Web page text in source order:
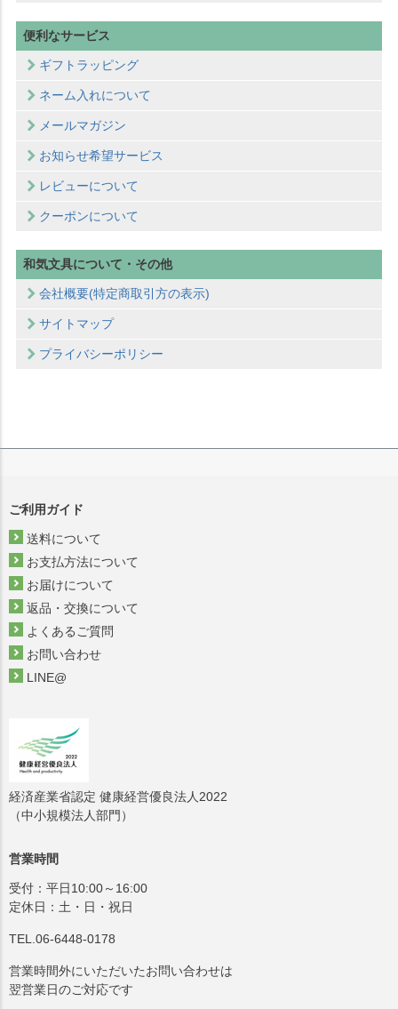
便利なサービス
ギフトラッピング
ネーム入れについて
メールマガジン
お知らせ希望サービス
レビューについて
クーポンについて
和気文具について・その他
会社概要(特定商取引方の表示)
サイトマップ
プライバシーポリシー
ご利用ガイド
送料について
お支払方法について
お届けについて
返品・交換について
よくあるご質問
お問い合わせ
LINE@
経済産業省認定 健康経営優良法人2022
（中小規模法人部門）
営業時間
受付：平日10:00～16:00
定休日：土・日・祝日
TEL.06-6448-0178
営業時間外にいただいたお問い合わせは
翌営業日のご対応です